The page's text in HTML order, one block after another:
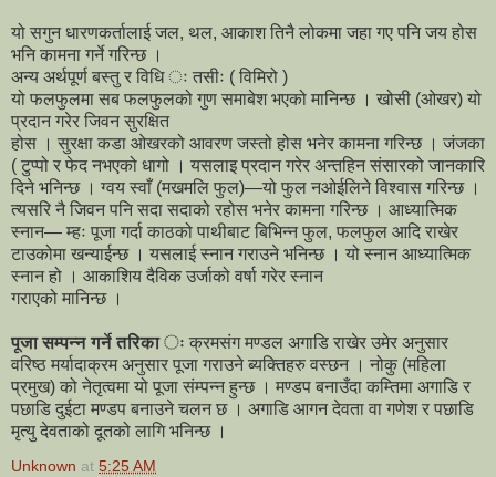
यो सगुन धारणकर्तालाई जल, थल, आकाश तिनै लोकमा जहा गए पनि जय होस
भनि कामना गर्ने गरिन्छ ।
अन्य अर्थपूर्ण बस्तु र विधि ः तसीः ( विमिरो )
यो फलफुलमा सब फलफुलको गुण समाबेश भएको मानिन्छ । खोसी (ओखर) यो
प्रदान गरेर जिवन सुरक्षित
होस । सुरक्षा कडा ओखरको आवरण जस्तो होस भनेर कामना गरिन्छ । जंजका
( टुप्पो र फेद नभएको धागो । यसलाइ प्रदान गरेर अन्तहिन संसारको जानकारि
दिने भनिन्छ । ग्वय स्वाँ (मखमलि फुल)—यो फुल नओईलिने विश्वास गरिन्छ ।
त्यसरि नै जिवन पनि सदा सदाको रहोस भनेर कामना गरिन्छ । आध्यात्मिक
स्नान— म्हः पूजा गर्दा काठको पाथीबाट बिभिन्न फुल, फलफुल आदि राखेर
टाउकोमा खन्याईन्छ । यसलाई स्नान गराउने भनिन्छ । यो स्नान आध्यात्मिक
स्नान हो । आकाशिय दैविक उर्जाको वर्षा गरेर स्नान
गराएको मानिन्छ ।
पूजा सम्पन्न गर्ने तरिका ः क्रमसंग मण्डल अगाडि राखेर उमेर अनुसार
वरिष्ठ मर्यादाक्रम अनुसार पूजा गराउने ब्यक्तिहरु वस्छन । नोकु (महिला
प्रमुख) को नेतृत्वमा यो पूजा संम्पन्न हुन्छ । मण्डप बनाउँदा कम्तिमा अगाडि र
पछाडि दुईटा मण्डप बनाउने चलन छ । अगाडि आगन देवता वा गणेश र पछाडि
मृत्यु देवताको दूतको लागि भनिन्छ ।
Unknown at 5:25 AM